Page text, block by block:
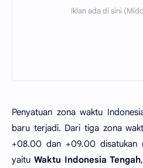
Penyatuan zona waktu
baru terjadi. Dari tiga zona
+08.00 dan +09.00 disatukan
yaitu Waktu Indonesia Tengah